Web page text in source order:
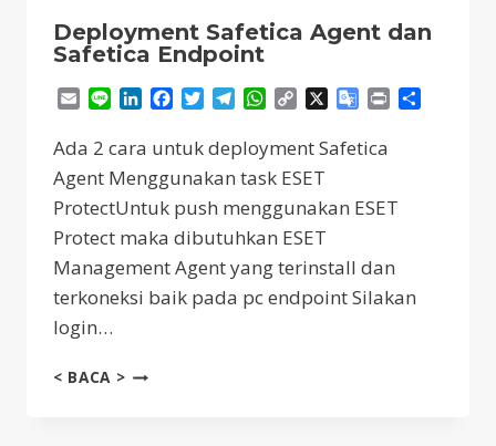
Deployment Safetica Agent dan
Safetica Endpoint
EmailLine LinkedInFacebook
TwitterTelegram
WhatsApp
Copy
Google
Print
Ada 2 cara untuk deployment Safetica
Agent Menggunakan task ESET
ProtectUntuk push menggunakan ESET
Protect maka dibutuhkan ESET
Management Agent yang terinstall dan
terkoneksi baik pada pc endpoint Silakan
login…
< BACA >DEPLOYMENT